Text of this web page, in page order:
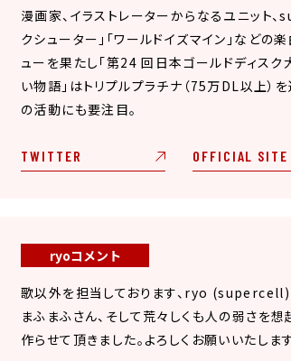
漫画家、イラストレーターからなるユニット
クシューター」「ワールドイズマイン」など
ューを果たし「第24 回日本ゴールドディスク
い物語」はトリプルプラチナ（75万DL以上
の活動にも要注目。
TWITTER OFFICIAL SITE
ryoコメント
歌以外を担当しております、ryo (supercell)
まふまふさん、そして荒々しくも人の弱さを
作らせて頂きました。よろしくお願いいたします